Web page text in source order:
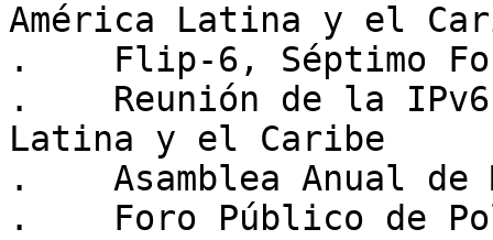
América Latina y el
.    Flip-6, Séptimo
.    Reunión de la IPv6
Latina y el Caribe
.    Asamblea Anual de
.    Foro Público de